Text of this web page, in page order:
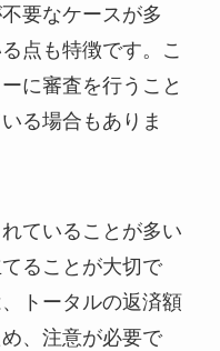
要なケースが多
点も特徴です。こ
に審査を行うこと
る場合もありま
ていることが多い
ることが大切で
トータルの返済額
、注意が必要で